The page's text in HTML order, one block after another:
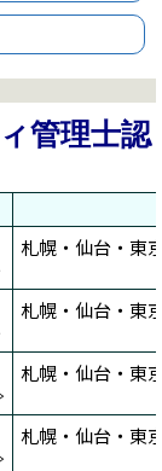
管理士認
札幌・仙台・東
札幌・仙台・東
札幌・仙台・東
札幌・仙台・東